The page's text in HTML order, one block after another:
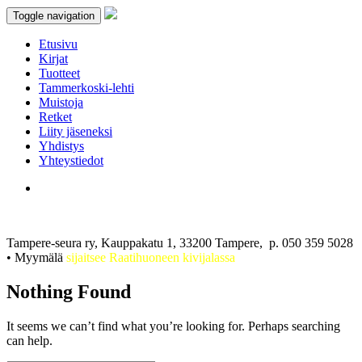
Toggle navigation
Etusivu
Kirjat
Tuotteet
Tammerkoski-lehti
Muistoja
Retket
Liity jäseneksi
Yhdistys
Yhteystiedot
Tampere-seura ry, Kauppakatu 1, 33200 Tampere, p. 050 359 5028
• Myymälä sijaitsee Raatihuoneen kivijalassa
Nothing Found
It seems we can’t find what you’re looking for. Perhaps searching
can help.